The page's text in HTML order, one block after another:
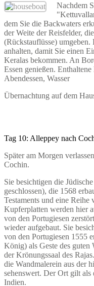
Nachdem
dem Sie die Backwaters
der Weite der Reisfelder,
(Rückstauflüsse)
anhalten, damit Sie einen
Keralas bekommen. An
Essen genießen.
Abendessen, Wasser
Übernachtung auf dem
Tag 10: Alleppey nach
Später am Morgen
Cochin.
Sie besichtigen die
geschlossen), die 1568
Testaments und eine Reihe
Kupferplatten werden hier
von den Portugiesen
wieder aufgebaut. Sie
von den Portugiesen 1555
König) als Geste des
der Krönungssaal des
die Wandmalerein aus der
sehenswert. Der Ort gilt als
Indien.